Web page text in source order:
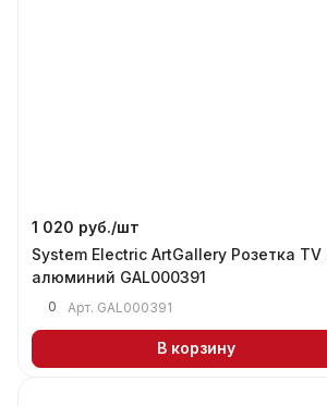
1 020 руб./шт
System Electric ArtGallery Розетка
алюминий GAL000391
0 Арт. GAL000391
В корзину